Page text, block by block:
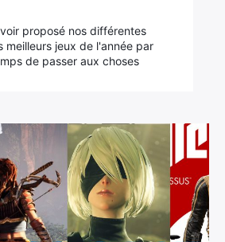
proposé nos différentes
meilleurs jeux de l'année par
de passer aux choses